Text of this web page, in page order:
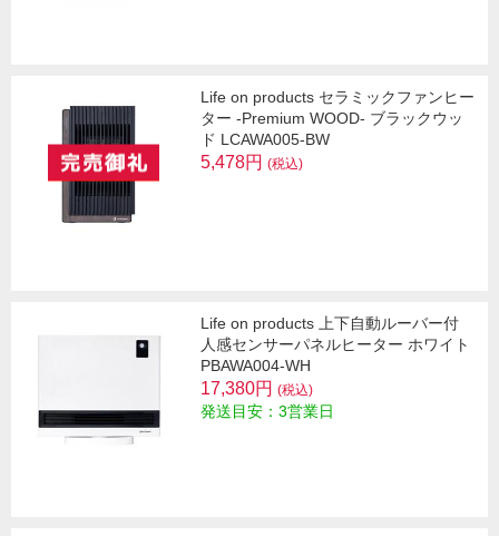
Life on products セラミックファンヒー
ター -Premium WOOD- ブラックウッ
ド LCAWA005-BW
5,478円 (税込)
Life on products 上下自動ルーバー付
人感センサーパネルヒーター ホワイト
PBAWA004-WH
17,380円 (税込)
発送目安：3営業日